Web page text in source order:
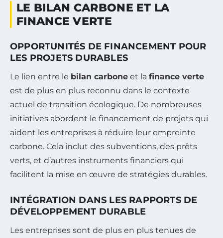
LE BILAN CARBONE ET LA
FINANCE VERTE
OPPORTUNITÉS DE FINANCEMENT POUR
LES PROJETS DURABLES
Le lien entre le bilan carbone et la finance verte
est de plus en plus reconnu dans le contexte
actuel de transition écologique. De nombreuses
initiatives abordent le financement de projets qui
aident les entreprises à réduire leur empreinte
carbone. Cela inclut des subventions, des prêts
verts, et d’autres instruments financiers qui
facilitent la mise en œuvre de stratégies durables.
INTÉGRATION DANS LES RAPPORTS DE
DÉVELOPPEMENT DURABLE
Les entreprises sont de plus en plus tenues de